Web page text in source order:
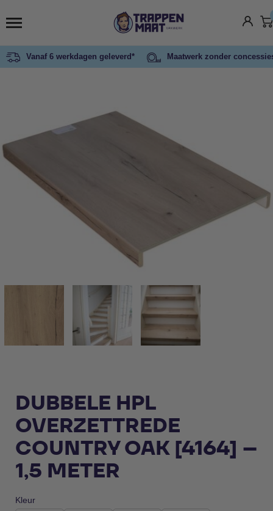
Vanaf 6 werkdagen geleverd* Maatwerk zonder
DUBBELE HPL
OVERZETTREDE
COUNTRY OAK [4164] –
1,5 METER
Kleur